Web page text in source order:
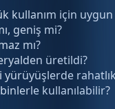
kullanım için uygun
geniş mi?
mı?
üretildi?
kullanılabilir?